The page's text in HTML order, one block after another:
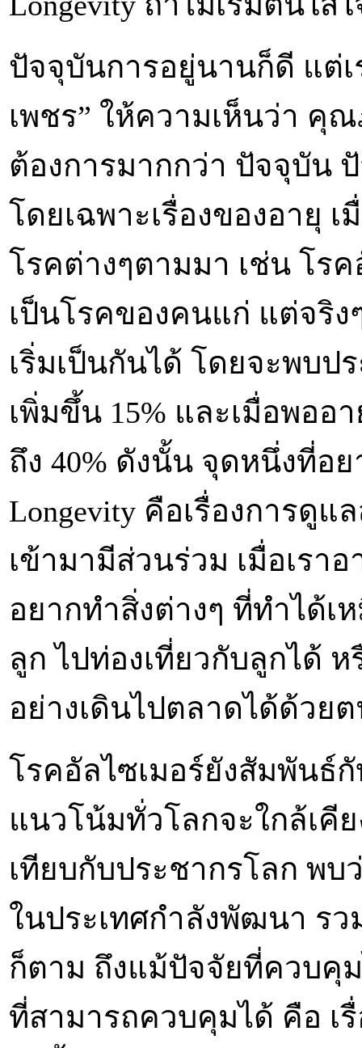
ปัจจุบันการอยู่นานก็ดี แต่
เพชร” ให้ความเห็นว่า คุ
ต้องการมากกว่า ปัจจุบัน
โดยเฉพาะเรื่องของอายุ
โรคต่างๆตามมา เช่น โร
เป็นโรคของคนแก่ แต่จริง
เริ่มเป็นกันได้ โดยจะพบป
เพิ่มขึ้น 15% และเมื่อพออ
ถึง 40% ดังนั้น จุดหนึ่งที่อ
Longevity คือเรื่องการดู
เข้ามามีส่วนร่วม เมื่อเรา
อยากทำสิ่งต่างๆ ที่ทำได้
ลูก ไปท่องเที่ยวกับลูกได้
อย่างเดินไปตลาดได้ด้วยต
โรคอัลไซเมอร์ยังสัมพันธ์
แนวโน้มทั่วโลกจะใกล้เ
เทียบกับประชากรโลก พ
ในประเทศกำลังพัฒนา ร
ก็ตาม ถึงแม้ปัจจัยที่ควบคุ
ที่สามารถควบคุมได้ คือ เ